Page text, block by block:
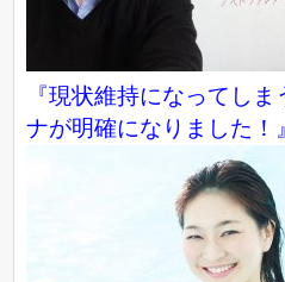
『現状維持になってし
ナが明確になりました！』